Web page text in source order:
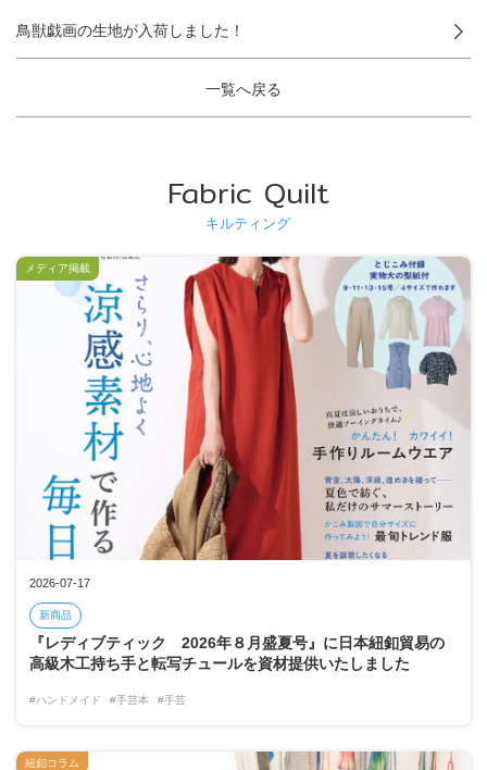
一覧へ戻る
鳥獣戯画の生地が入荷しました！
Fabric Quilt
キルティング
2026-07-17
新商品
『レディブティック 2026年８月盛夏号』に日本紐釦貿易の
高級木工持ち手と転写チュールを資材提供いたしました
#ハンドメイド #手芸本 #手芸
メディア掲載
紐釦コラム